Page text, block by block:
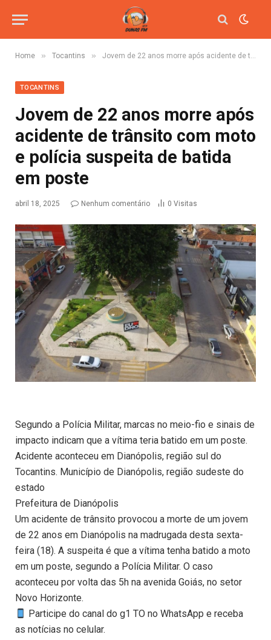
Home » Tocantins » Jovem de 22 anos morre após acidente de trânsito com moto e polícia suspeita de batida em poste
TOCANTINS
Jovem de 22 anos morre após
acidente de trânsito com moto
e polícia suspeita de batida
em poste
abril 18, 2025 Nenhum comentário 0 Visitas
Segundo a Polícia Militar, marcas no meio-fio e sinais de
impacto indicam que a vítima teria batido em um poste.
Acidente aconteceu em Dianópolis, região sul do
Tocantins. Município de Dianópolis, região sudeste do
estado
Prefeitura de Dianópolis
Um acidente de trânsito provocou a morte de um jovem
de 22 anos em Dianópolis na madrugada desta sexta-
feira (18). A suspeita é que a vítima tenha batido a moto
em um poste, segundo a Polícia Militar. O caso
aconteceu por volta das 5h na avenida Goiás, no setor
Novo Horizonte.
Participe do canal do g1 TO no WhatsApp e receba
as notícias no celular.